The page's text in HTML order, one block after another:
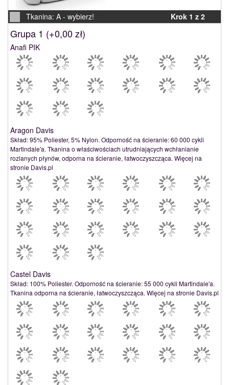
Tkanina: A - wybierz! Krok 1 z 2
Grupa 1 (+0,00 zł)
Anafi PIK
Aragon Davis
Skład: 95% Poliester, 5% Nylon. Odporność na ścieranie: 60 000 cykli
Martindale'a. Tkanina o właściwościach utrudniających wchłanianie
rozlanych płynów, odporna na ścieranie, łatwoczyszcząca. Więcej na
stronie Davis.pl
Castel Davis
Skład: 100% Poliester. Odporność na ścieranie: 55 000 cykli Martindale'a.
Tkanina odporna na ścieranie, łatwoczyszcząca. Więcej na stronie Davis.pl